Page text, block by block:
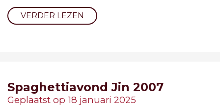
VERDER LEZEN
Spaghettiavond Jin 2007
Geplaatst op 18 januari 2025